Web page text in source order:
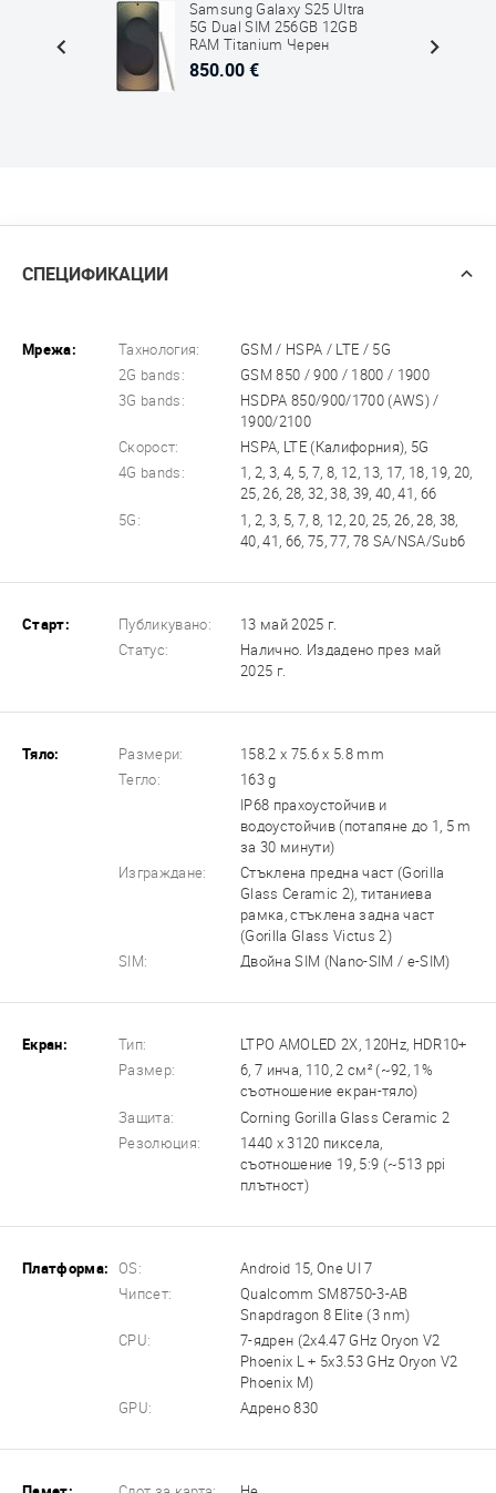
Samsung Galaxy S25 Ultra
5G Dual SIM 256GB 12GB
RAM Titanium Черен
850.00 €
СПЕЦИФИКАЦИИ
Мрежа: Тахнология:
GSM / HSPA / LTE / 5G
2G bands:
GSM 850 / 900 / 1800 / 1900
3G bands:
HSDPA 850/900/1700 (AWS) /
1900/2100
Скорост:
HSPA, LTE (Калифорния), 5G
4G bands:
1, 2, 3, 4, 5, 7, 8, 12, 13, 17, 18, 19, 20,
25, 26, 28, 32, 38, 39, 40, 41, 66
5G:
1, 2, 3, 5, 7, 8, 12, 20, 25, 26, 28, 38,
40, 41, 66, 75, 77, 78 SA/NSA/Sub6
Старт: Публикувано:
13 май 2025 г.
Статус:
Налично. Издадено през май
2025 г.
Тяло: Размери:
158.2 x 75.6 x 5.8 mm
Тегло:
163 g
IP68 прахоустойчив и
водоустойчив (потапяне до 1, 5 m
за 30 минути)
Изграждане:
Стъклена предна част (Gorilla
Glass Ceramic 2), титаниева
рамка, стъклена задна част
(Gorilla Glass Victus 2)
SIM:
Двойна SIM (Nano-SIM / e-SIM)
Екран: Тип:
LTPO AMOLED 2X, 120Hz, HDR10+
Размер:
6, 7 инча, 110, 2 см² (~92, 1%
съотношение екран-тяло)
Защита:
Corning Gorilla Glass Ceramic 2
Резолюция:
1440 x 3120 пиксела,
съотношение 19, 5:9 (~513 ppi
плътност)
Платформа: OS:
Android 15, One UI 7
Чипсет:
Qualcomm SM8750-3-AB
Snapdragon 8 Elite (3 nm)
CPU:
7-ядрен (2x4.47 GHz Oryon V2
Phoenix L + 5x3.53 GHz Oryon V2
Phoenix M)
GPU:
Адрено 830